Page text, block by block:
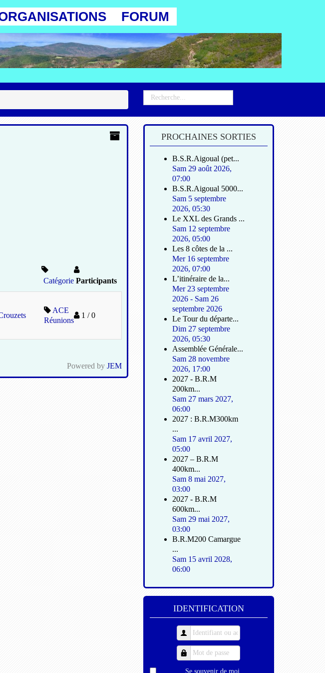
FORUM
CatégorieParticipants
ACE
Réunions
1 / 0
Powered by JEM
PROCHAINES SORTIES
B.S.R.Aigoual (pet...
Sam 29 août 2026,
07:00
B.S.R.Aigoual 5000...
Sam 5 septembre
2026, 05:30
Le XXL des Grands ...
Sam 12 septembre
2026, 05:00
Les 8 côtes de la ...
Mer 16 septembre
2026, 07:00
L’itinéraire de la...
Mer 23 septembre
2026- Sam 26
septembre 2026
Le Tour du départe...
Dim 27 septembre
2026, 05:30
Assemblée Générale...
Sam 28 novembre
2026, 17:00
2027 - B.R.M
200km...
Sam 27 mars 2027,
06:00
2027 : B.R.M300km
...
Sam 17 avril 2027,
05:00
2027 – B.R.M
400km...
Sam 8 mai 2027,
03:00
2027 - B.R.M
600km...
Sam 29 mai 2027,
03:00
B.R.M200 Camargue
...
Sam 15 avril 2028,
06:00
IDENTIFICATION
Se souvenir de moi